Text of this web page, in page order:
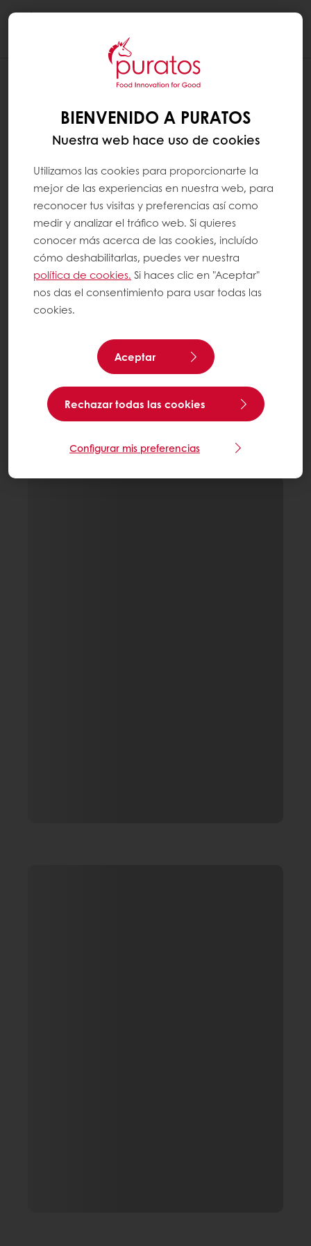
BIENVENIDO A PURATOS
Nuestra web hace uso de cookies
Utilizamos las cookies para proporcionarte la
mejor de las experiencias en nuestra web, para
reconocer tus visitas y preferencias así como
medir y analizar el tráfico web. Si quieres
conocer más acerca de las cookies, incluído
cómo deshabilitarlas, puedes ver nuestra
política de cookies. Si haces clic en "Aceptar"
nos das el consentimiento para usar todas las
cookies.
Aceptar
Rechazar todas las cookies
Configurar mis preferencias